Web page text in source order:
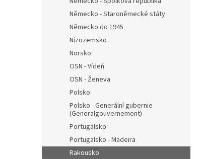
Německo - Staroněmecké státy
Německo do 1945
Nizozemsko
Norsko
OSN - Vídeň
OSN - Ženeva
Polsko
Polsko - Generální gubernie
(Generalgouvernement)
Portugalsko
Portugalsko - Madeira
Rakousko